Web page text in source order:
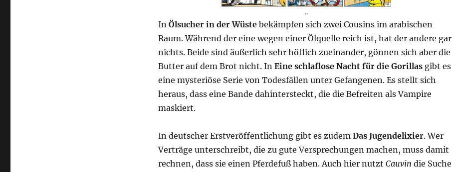
In Ölsucher in der Wüstebekämpfen sich zwei Cousins im arabischen
Raum. Während der eine wegen einer Ölquelle reich ist, hat der andere gar
nichts. Beide sind äußerlich sehr höflich zueinander, gönnen sich aber die
Butter auf dem Brot nicht. In Eine schlaflose Nacht für die Gorillasgibt es
eine mysteriöse Serie von Todesfällen unter Gefangenen. Es stellt sich
heraus, dass eine Bande dahintersteckt, die die Befreiten als Vampire
maskiert.
In deutscher Erstveröffentlichung gibt es zudem Das Jugendelixier. Wer
Verträge unterschreibt, die zu gute Versprechungen machen, muss damit
rechnen, dass sie einen Pferdefuß haben. Auch hier nutzt Cauvin die Suche